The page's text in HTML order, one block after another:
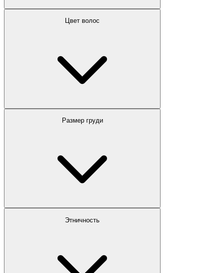
Цвет волос
Размер груди
Этничность